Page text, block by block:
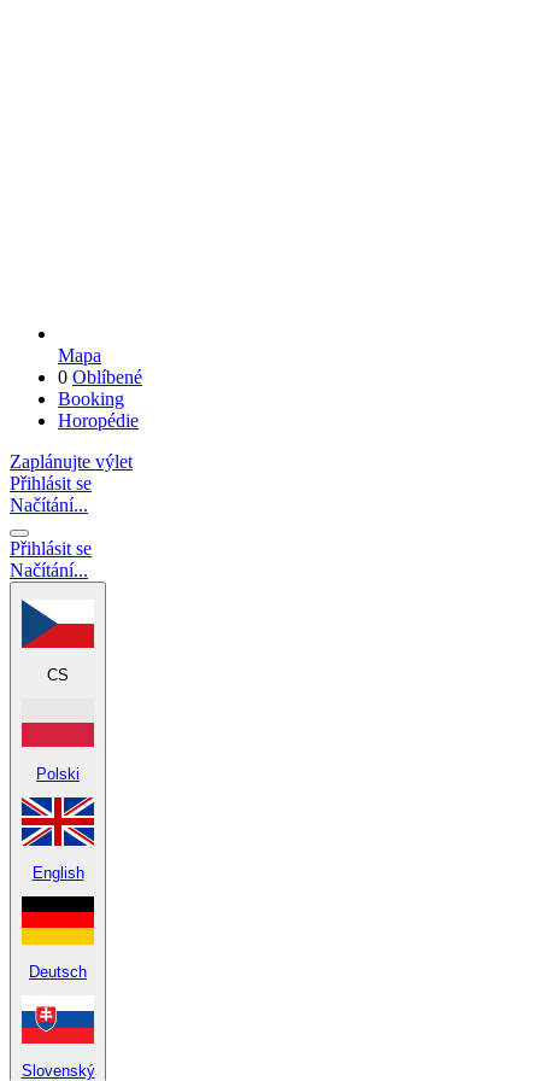
Mapa
0 Oblíbené
Booking
Horopédie
Zaplánujte výlet
Přihlásit se
Načítání...
Přihlásit se
Načítání...
CS
Polski
English
Deutsch
Slovenský